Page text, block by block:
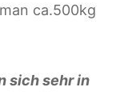
ca.500kg
sich sehr in